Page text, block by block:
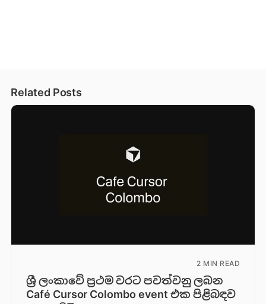
Related Posts
2 MIN READ
ශ්‍රී ලංකාවේ ප්‍රථම වරට පවත්වනු ලබන
Café Cursor Colombo event එක පිළිබඳව